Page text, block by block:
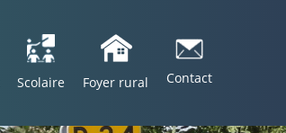
Scolaire Foyer rural Contact